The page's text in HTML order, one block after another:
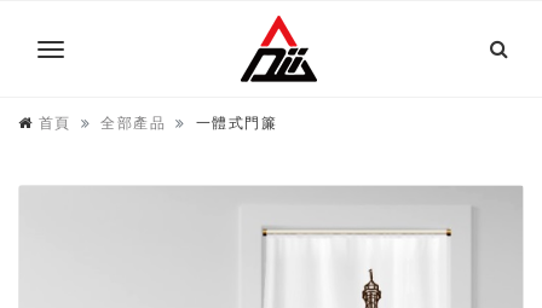
首頁 全部產品 一體式門簾